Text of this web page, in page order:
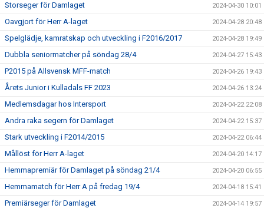
Storseger för Damlaget 2024-04-30 10:01
Oavgjort för Herr A-laget 2024-04-28 20:48
Spelglädje, kamratskap och utveckling i F2016/2017 2024-04-28 19:49
Dubbla seniormatcher på söndag 28/4 2024-04-27 15:43
P2015 på Allsvensk MFF-match 2024-04-26 19:43
Årets Junior i Kulladals FF 2023 2024-04-26 13:24
Medlemsdagar hos Intersport 2024-04-22 22:08
Andra raka segern för Damlaget 2024-04-22 15:37
Stark utveckling i F2014/2015 2024-04-22 06:44
Mållöst för Herr A-laget 2024-04-20 14:17
Hemmapremiär för Damlaget på söndag 21/4 2024-04-20 06:55
Hemmamatch för Herr A på fredag 19/4 2024-04-18 15:41
Premiärseger för Damlaget 2024-04-14 19:57